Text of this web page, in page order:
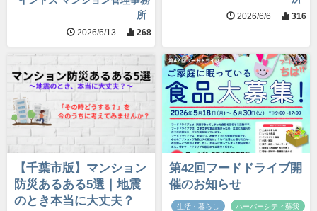
所
2026/6/13 268
2026/6/6 316
【千葉市版】マンション
防災あるある5選｜地震
のとき本当に大丈夫？
第42回フードドライブ開
催のお知らせ
生活・暮らし ハーバーシティ蘇我